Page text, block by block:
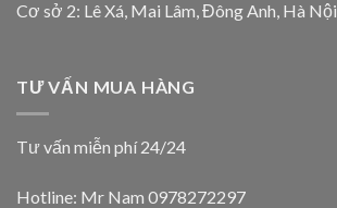
Cơ sở 2: Lê Xá, Mai Lâm, Đông Anh, Hà Nội
TƯ VẤN MUA HÀNG
Tư vấn miễn phí 24/24
Hotline: Mr Nam 0978272297